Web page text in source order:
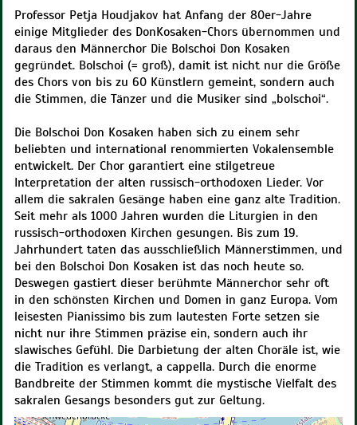
Professor Petja Houdjakov hat Anfang der 80er-Jahre
einige Mitglieder des DonKosaken-Chors übernommen und
daraus den Männerchor Die Bolschoi Don Kosaken
gegründet. Bolschoi (= groß), damit ist nicht nur die Größe
des Chors von bis zu 60 Künstlern gemeint, sondern auch
die Stimmen, die Tänzer und die Musiker sind „bolschoi“.
Die Bolschoi Don Kosaken haben sich zu einem sehr
beliebten und international renommierten Vokalensemble
entwickelt. Der Chor garantiert eine stilgetreue
Interpretation der alten russisch-orthodoxen Lieder. Vor
allem die sakralen Gesänge haben eine ganz alte Tradition.
Seit mehr als 1000 Jahren wurden die Liturgien in den
russisch-orthodoxen Kirchen gesungen. Bis zum 19.
Jahrhundert taten das ausschließlich Männerstimmen, und
bei den Bolschoi Don Kosaken ist das noch heute so.
Deswegen gastiert dieser berühmte Männerchor sehr oft
in den schönsten Kirchen und Domen in ganz Europa. Vom
leisesten Pianissimo bis zum lautesten Forte setzen sie
nicht nur ihre Stimmen präzise ein, sondern auch ihr
slawisches Gefühl. Die Darbietung der alten Choräle ist, wie
die Tradition es verlangt, a cappella. Durch die enorme
Bandbreite der Stimmen kommt die mystische Vielfalt des
sakralen Gesangs besonders gut zur Geltung.